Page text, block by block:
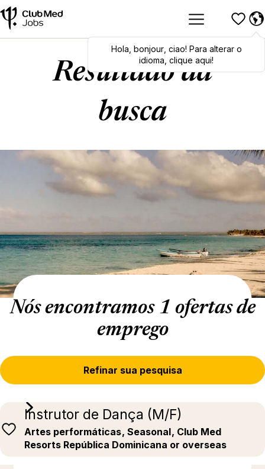
Hola,bonjour,ciao! To switch
languages, click here!
Hola bonjour, ciao! Para alterar o
idioma, clique aqui!
Resultado da
busca
Nós encontramos 1 ofertas de
emprego
Refinar sua pesquisa
Instrutor de Dança (M/F)
Artes performáticas, Seasonal, Club Med
Resorts República Dominicana or overseas